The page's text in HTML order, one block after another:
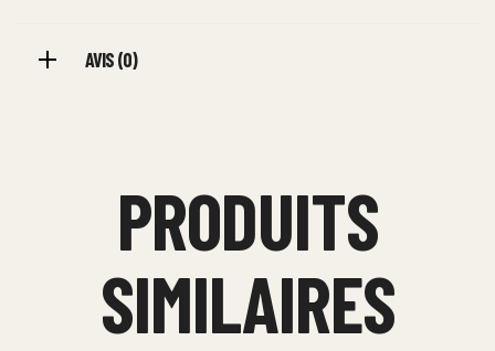
AVIS (0)
PRODUITS
SIMILAIRES